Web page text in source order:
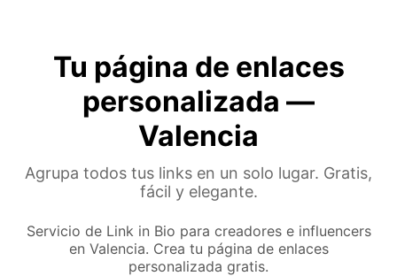
Tu página de enlaces
personalizada —
Valencia
Agrupa todos tus links en un solo lugar. Gratis,
fácil y elegante.
Servicio de Link in Bio para creadores e influencers
en Valencia. Crea tu página de enlaces
personalizada gratis.